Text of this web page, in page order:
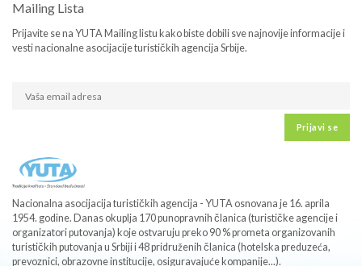
Mailing Lista
Prijavite se na YUTA Mailing listu kako biste dobili sve najnovije informacije i
vesti nacionalne asocijacije turističkih agencija Srbije.
Prijavi se
Nacionalna asocijacija turističkih agencija - YUTA osnovana je 16. aprila
1954. godine. Danas okuplja 170 punopravnih članica (turističke agencije i
organizatori putovanja) koje ostvaruju preko 90 % prometa organizovanih
turističkih putovanja u Srbiji i 48 pridruženih članica (hotelska preduzeća,
prevoznici, obrazovne institucije, osiguravajuće kompanije...).